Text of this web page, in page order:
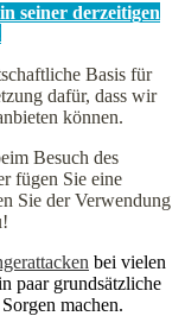
seiner derzeitigen
Basis für
dafür, dass wir
können.
Besuch des
fügen Sie eine
Sie der Verwendung
bei vielen
paar grundsätzliche
machen.